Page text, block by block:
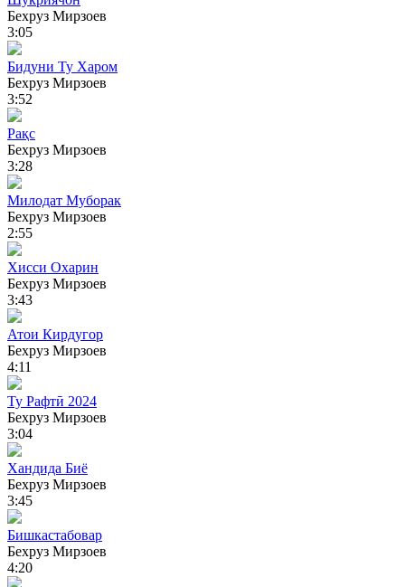
Бехруз Мирзоев
3:05
Бидуни Ту Харом
Бехруз Мирзоев
3:52
Рақс
Бехруз Мирзоев
3:28
Милодат Муборак
Бехруз Мирзоев
2:55
Хисси Охарин
Бехруз Мирзоев
3:43
Атои Кирдугор
Бехруз Мирзоев
4:11
Ту Рафтӣ 2024
Бехруз Мирзоев
3:04
Хандида Биё
Бехруз Мирзоев
3:45
Бишкастабовар
Бехруз Мирзоев
4:20